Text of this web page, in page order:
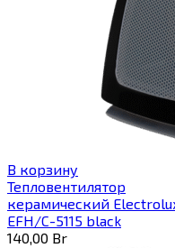
В корзину
Тепловентилятор
керамический
EFH/C-5115 black
140,00 Br